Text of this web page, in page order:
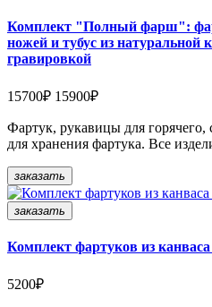
Комплект "Полный фарш":
ножей и тубус из натуральной
гравировкой
15700₽ 15900₽
Фартук, рукавицы для горячего,
для хранения фартука. Все
заказать
заказать
Комплект фартуков из
5200₽